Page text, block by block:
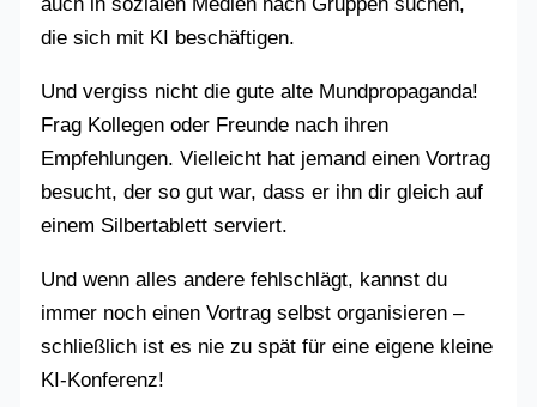
auch in sozialen Medien nach Gruppen suchen,
die sich mit KI beschäftigen.
Und vergiss nicht die gute alte Mundpropaganda!
Frag Kollegen oder Freunde nach ihren
Empfehlungen. Vielleicht hat jemand einen Vortrag
besucht, der so gut war, dass er ihn dir gleich auf
einem Silbertablett serviert.
Und wenn alles andere fehlschlägt, kannst du
immer noch einen Vortrag selbst organisieren –
schließlich ist es nie zu spät für eine eigene kleine
KI-Konferenz!